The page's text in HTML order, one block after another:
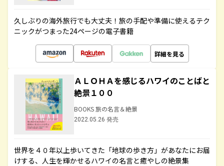
久しぶりの海外旅行でも大丈夫！旅の手配や準備に使えるテク
ニックがつまった24ページの電子書籍
詳細を見る
ＡＬＯＨＡを感じるハワイのことばと
絶景１００
BOOKS 旅の名言＆絶景
2022.05.26 発売
世界を４０年以上歩いてきた「地球の歩き方」があなたにお届
けする、人生を輝かせるハワイの名言と癒やしの絶景集